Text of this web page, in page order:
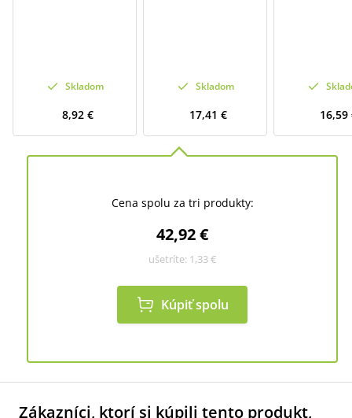
Skladom
8,92 €
Skladom
17,41 € 16,59
Cena spolu za tri produkty:
42,92 €
ušetríte: 1,33 €
Kúpiť spolu
Zákazníci, ktorí si kúpili tento produkt,